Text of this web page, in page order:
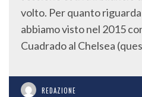
volto. Per quanto
abbiamo visto nel 2015
Cuadrado al Chelsea
REDAZIONE